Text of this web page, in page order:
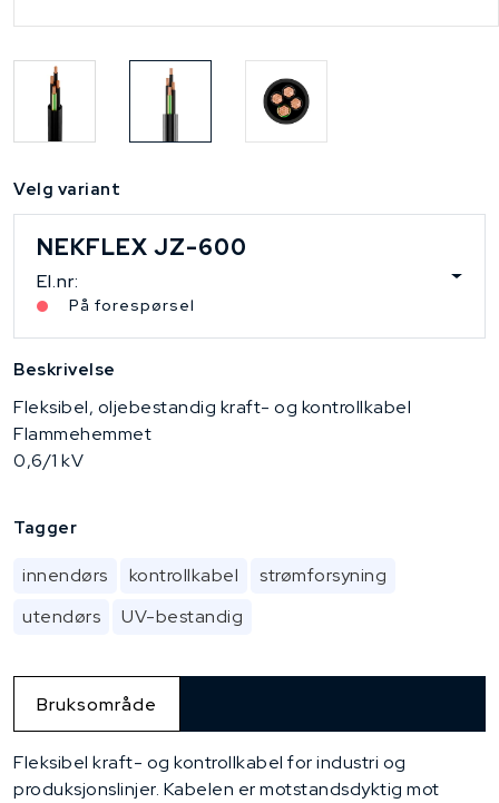
Velg variant
NEKFLEX JZ-600
El.nr:
På forespørsel
Beskrivelse
Fleksibel, oljebestandig kraft- og kontrollkabel
Flammehemmet
0,6/1 kV
Tagger
innendørs kontrollkabel
strømforsyning
utendørs
UV-bestandig
Bruksområde
Fleksibel kraft- og kontrollkabel for industri og
produksjonslinjer. Kabelen er motstandsdyktig mot